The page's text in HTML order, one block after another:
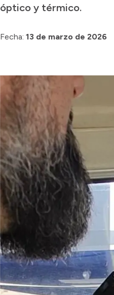
óptico y térmico.
Fecha: 13 de marzo de 2026